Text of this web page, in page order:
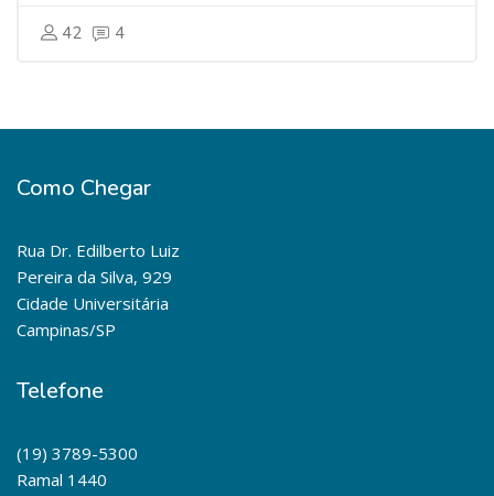
42 4
Como Chegar
Rua Dr. Edilberto Luiz
Pereira da Silva, 929
Cidade Universitária
Campinas/SP
Telefone
(19) 3789-5300
Ramal 1440